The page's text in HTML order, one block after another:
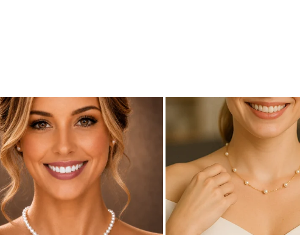
cu marcă înregistrată în 27 de țări. Toate produsele sunt
cu perle este însoțită de un certificat de garanție și
adăuga o prezență rafinată și memorabilă oricărei apariții. Un
și mai frumos alături de o perreche de cercei cu perle